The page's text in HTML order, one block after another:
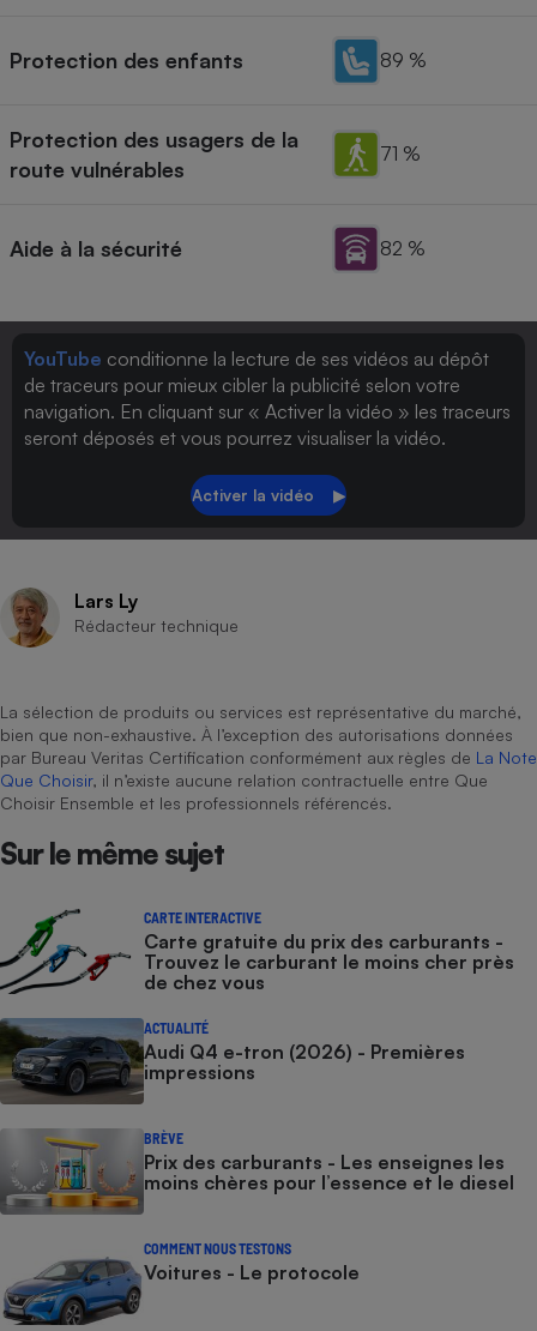
Protection des enfants 89 %
Protection des usagers de la
route vulnérables
71 %
Aide à la sécurité 82 %
YouTube conditionne la lecture de ses vidéos au dépôt
de traceurs pour mieux cibler la publicité selon votre
navigation. En cliquant sur « Activer la vidéo » les traceurs
seront déposés et vous pourrez visualiser la vidéo.
Lars Ly
Rédacteur technique
La sélection de produits ou services est représentative du marché,
bien que non-exhaustive. À l’exception des autorisations données
par Bureau Veritas Certification conformément aux règles de La Note
Que Choisir, il n’existe aucune relation contractuelle entre Que
Choisir Ensemble et les professionnels référencés.
Sur le même sujet
CARTE INTERACTIVE
Carte gratuite du prix des carburants -
Trouvez le carburant le moins cher près
de chez vous
ACTUALITÉ
Audi Q4 e-tron (2026) - Premières
impressions
BRÈVE
Prix des carburants - Les enseignes les
moins chères pour l’essence et le diesel
COMMENT NOUS TESTONS
Voitures - Le protocole